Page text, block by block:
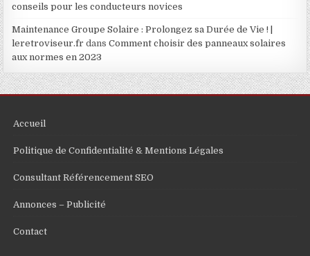
conseils pour les conducteurs novices
Maintenance Groupe Solaire : Prolongez sa Durée de Vie ! |
leretroviseur.fr dansComment choisir des panneaux solaires
aux normes en 2023
Accueil
Politique de Confidentialité & Mentions Légales
Consultant Référencement SEO
Annonces – Publicité
Contact